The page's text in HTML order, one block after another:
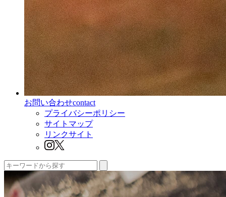
お問い合わせcontact
プライバシーポリシー
サイトマップ
リンクサイト